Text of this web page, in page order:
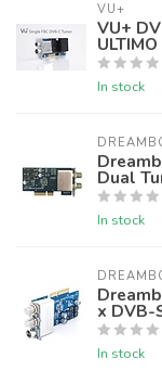
VU+
VU+
In stock
Dual
In stock
x DVB-
In stock